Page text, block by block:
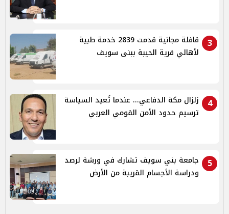
3
قافلة مجانية قدمت 2839 خدمة طبية
لأهالي قرية الحيبة ببنى سويف
4
زلزال مكة الدفاعي... عندما تُعيد السياسة
ترسيم حدود الأمن القومي العربي
5
جامعة بني سويف تشارك في ورشة لرصد
ودراسة الأجسام القريبة من الأرض